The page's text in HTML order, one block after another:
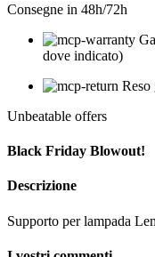
Consegne in 48h/72h
dove indicato)
Reso
Unbeatable offers
Black Friday Blowout!
Descrizione
Supporto per lampada